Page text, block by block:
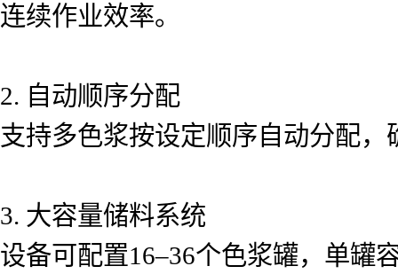
连续作业效率。
2. 自动顺序分配
支持多色浆按设定顺序自动分配
3. 大容量储料系统
设备可配置16–36个色浆罐，单罐